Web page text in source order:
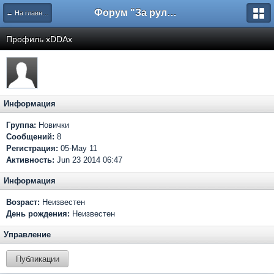
← На главную Форум "За рулем"
Профиль xDDAx
Информация
Группа: Новички
Сообщений: 8
Регистрация: 05-May 11
Активность: Jun 23 2014 06:47
Информация
Возраст: Неизвестен
День рождения: Неизвестен
Управление
Публикации